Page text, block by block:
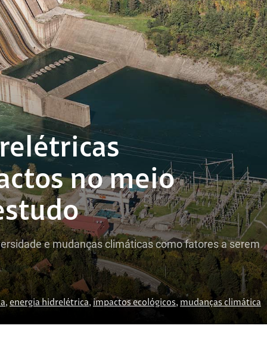
no meio
e mudanças climáticas como fatores a serem
, energia hidrelétrica, impactos ecológicos, mudanças climática